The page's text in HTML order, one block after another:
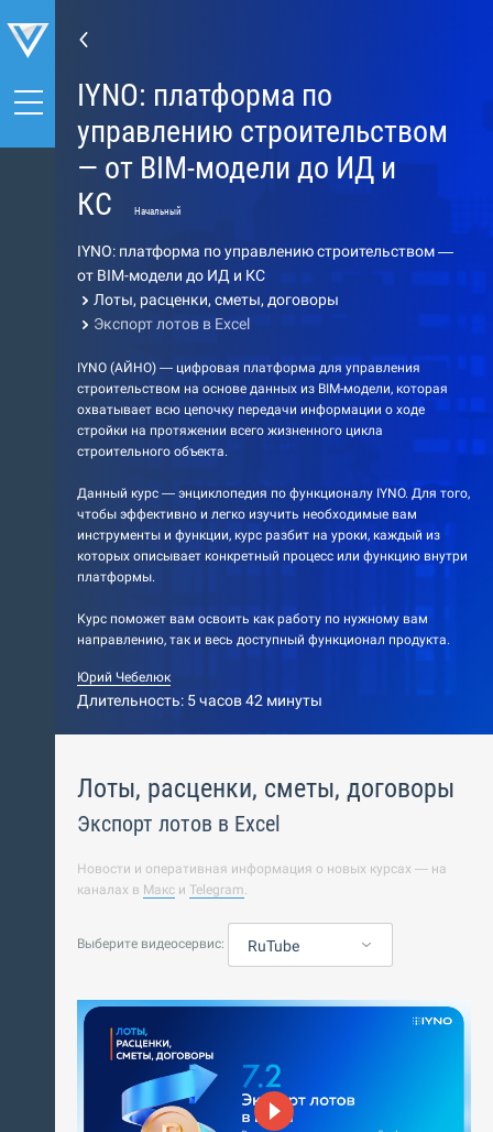
IYNO: платформа по
управлению строительством
— от BIM-модели до ИД и
КС
Начальный
IYNO: платформа по управлению строительством —
от BIM-модели до ИД и КС
Лоты, расценки, сметы, договоры
Экспорт лотов в Excel
IYNO (АЙНО) — цифровая платформа для управления
строительством на основе данных из BIM-модели, которая
охватывает всю цепочку передачи информации о ходе
стройки на протяжении всего жизненного цикла
строительного объекта.
Данный курс — энциклопедия по функционалу IYNO. Для того,
чтобы эффективно и легко изучить необходимые вам
инструменты и функции, курс разбит на уроки, каждый из
которых описывает конкретный процесс или функцию внутри
платформы.
Курс поможет вам освоить как работу по нужному вам
направлению, так и весь доступный функционал продукта.
Юрий Чебелюк
Длительность: 5 часов 42 минуты
Лоты, расценки, сметы, договоры
Экспорт лотов в Excel
Новости и оперативная информация о новых курсах — на
каналах в Макс и Telegram.
Выберите видеосервис: RuTube